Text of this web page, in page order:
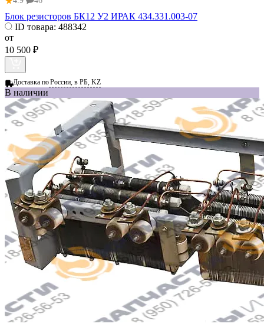
Блок резисторов БК12 У2 ИРАК 434.331.003-07
ID товара: 488342
от
10 500 ₽
Доставка поРоссии, в РБ, KZ
В наличии